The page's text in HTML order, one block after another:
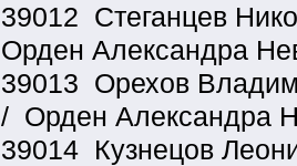
39012 Стеганцев
Орден Александра
39013 Орехов
/ Орден Александра
39014 Кузнецов